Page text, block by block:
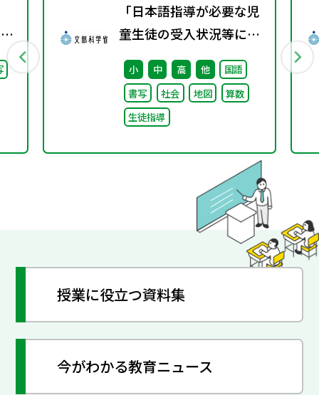
「日本語指導が必要な児
童生徒の受入状況等に関
する調査（令和5年
度）」の結果について
小 中 高 他
国語
書写
社会 地図
算数
生徒指導
授業に役立つ資料集
今がわかる教育ニュース